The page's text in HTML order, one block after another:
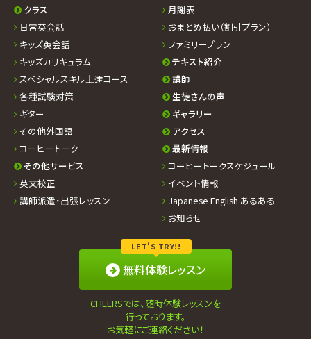
クラス
日常英会話
キッズ英会話
キッズカリキュラム
スペシャルスキル上達コース
各種試験対策
ギター
その他外国語
コーヒートーク
その他サービス
英文校正
講師派遣・出張レッスン
月謝表
おまとめ払い（割引プラン）
ファミリープラン
テキスト紹介
講師
生徒さんの声
ギャラリー
アクセス
最新情報
コーヒートークスケジュール
イベント情報
Japanese English あるある
お知らせ
LET'S TRY!!
無料体験レッスン
CHEERSでは、随時体験レッスンを
行っております。
お気軽にご連絡ください！